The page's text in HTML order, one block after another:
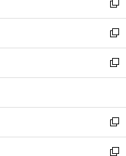
く
で
開
く
ド
ウ
で
開
く
ィ
ン
ド
ウ
で
開
い
ウ
ィ
ン
ド
ウ
開
く
新
し
い
ウ
ィ
ン
ウ
で
開
く
新
し
い
ウ
ン
ド
ウ
で
新
し
ウ
ィ
ン
ド
新
し